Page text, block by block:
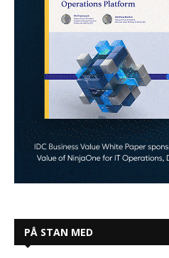
PÅ STAN MED